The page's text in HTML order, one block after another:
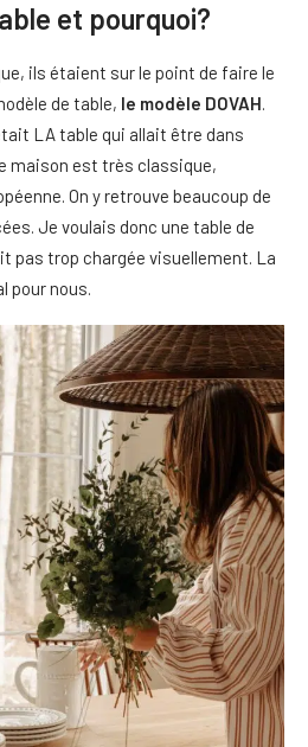
et pourquoi?
ils étaient sur le point de faire le
de table, le modèle DOVAH.
LA table qui allait être dans
maison est très classique,
On y retrouve beaucoup de
Je voulais donc une table de
pas trop chargée visuellement. La
pour nous.